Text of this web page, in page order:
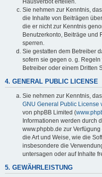
Sie nehmen zur Kenntnis,
die Inhalte von Beiträgen
die er nicht zur Kenntnis
Benutzerkonto, Beiträge und
sperren.
Sie gestatten dem Betreiber
sofern sie gegen o. g.
Betreiber oder einem Dritten
4. GENERAL PUBLIC LICENSE
Sie nehmen zur Kenntnis,
GNU General Public License
von phpBB Limited (
Informationen werden durch
www.phpbb.de zur
die Art und Weise, wie die
insbesondere die
untersagen oder auf Inhalte
5. GEWÄHRLEISTUNG